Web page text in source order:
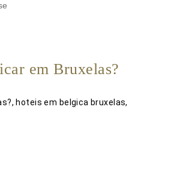
em Bruxelas?